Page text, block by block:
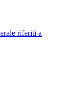
riferiti a